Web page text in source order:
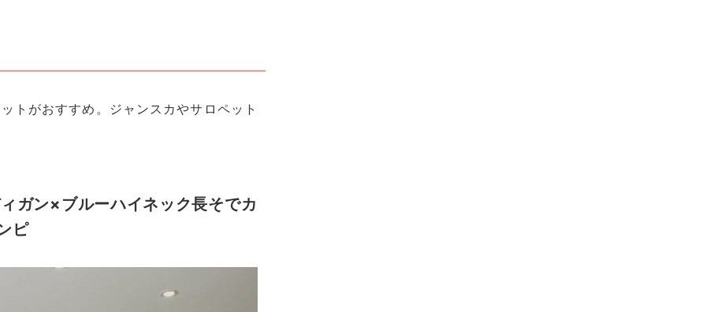
トがおすすめ。ジャンスカやサロペット
ガン×ブルーハイネック長そでカ
ピ